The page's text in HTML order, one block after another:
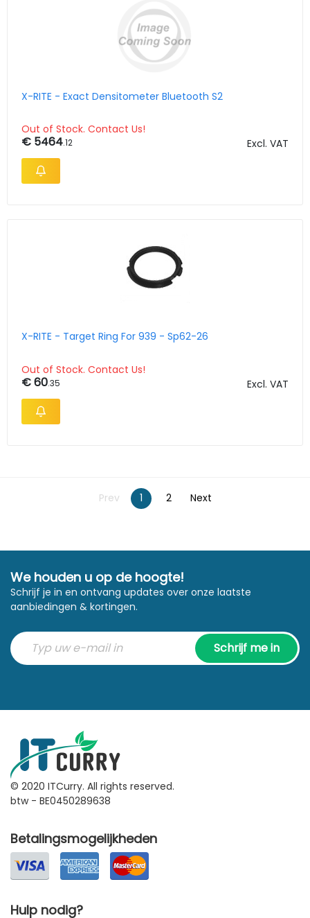
X-RITE - Exact Densitometer Bluetooth S2
Out of Stock. Contact Us!
€ 5464.12 Excl. VAT
X-RITE - Target Ring For 939 - Sp62-26
Out of Stock. Contact Us!
€ 60.35 Excl. VAT
Prev 1 2 Next
We houden u op de hoogte!
Schrijf je in en ontvang updates over onze laatste
aanbiedingen & kortingen.
Schrijf me in
© 2020 ITCurry. All rights reserved.
btw - BE0450289638
Betalingsmogelijkheden
Hulp nodig?